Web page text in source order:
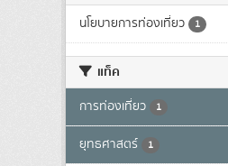
นโยบายการท่องเที่ยว 1
แท็ค
การท่องเที่ยว 1
ยุทธศาสตร์ 1